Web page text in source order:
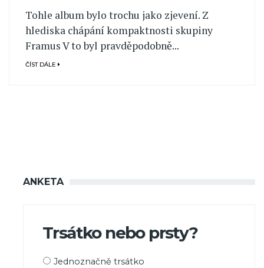
Tohle album bylo trochu jako zjevení. Z
hlediska chápání kompaktnosti skupiny
Framus V to byl pravděpodobně...
ČÍST DÁLE
ANKETA
Trsátko nebo prsty?
Možnosti
Jednoznačně trsátko